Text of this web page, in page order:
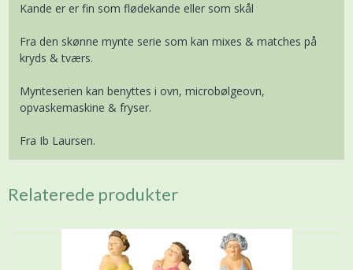
Kande er er fin som flødekande eller som skål
Fra den skønne mynte serie som kan mixes & matches på
kryds & tværs.
Mynteserien kan benyttes i ovn, microbølgeovn,
opvaskemaskine & fryser.
Fra Ib Laursen.
Relaterede produkter